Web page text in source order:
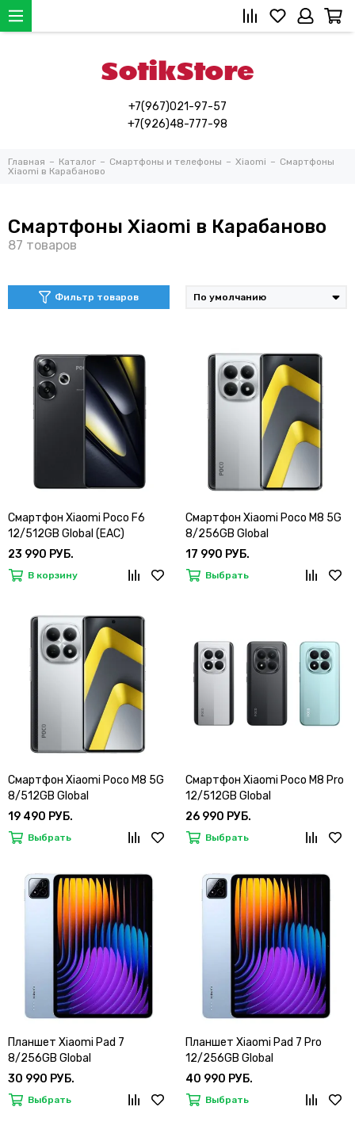
+7(967)021-97-57
+7(926)48-777-98
Главная Каталог Смартфоны и телефоны Xiaomi
Смартфоны
Xiaomi в Карабаново
Смартфоны Xiaomi в Карабаново
Фильтр товаров
Смартфон Xiaomi Poco F6
12/512GB Global (EAC)
23 990 РУБ.
В корзину
Смартфон Xiaomi Poco M8 5G
8/256GB Global
17 990 РУБ.
Выбрать
Смартфон Xiaomi Poco M8 5G
8/512GB Global
19 490 РУБ.
Выбрать
Смартфон Xiaomi Poco M8 Pro
12/512GB Global
26 990 РУБ.
Выбрать
Планшет Xiaomi Pad 7
8/256GB Global
30 990 РУБ.
Выбрать
Планшет Xiaomi Pad 7 Pro
12/256GB Global
40 990 РУБ.
Выбрать